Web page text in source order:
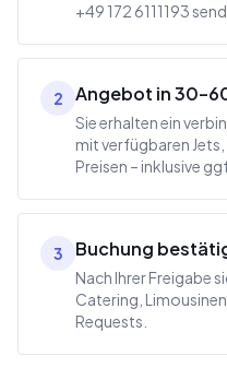
+49 172 6111193
2 Angebot in
Sie erhalten ein
mit verfügbaren
Preisen – inklusive
3 Buchung
Nach Ihrer Freigabe
Catering,
Requests.